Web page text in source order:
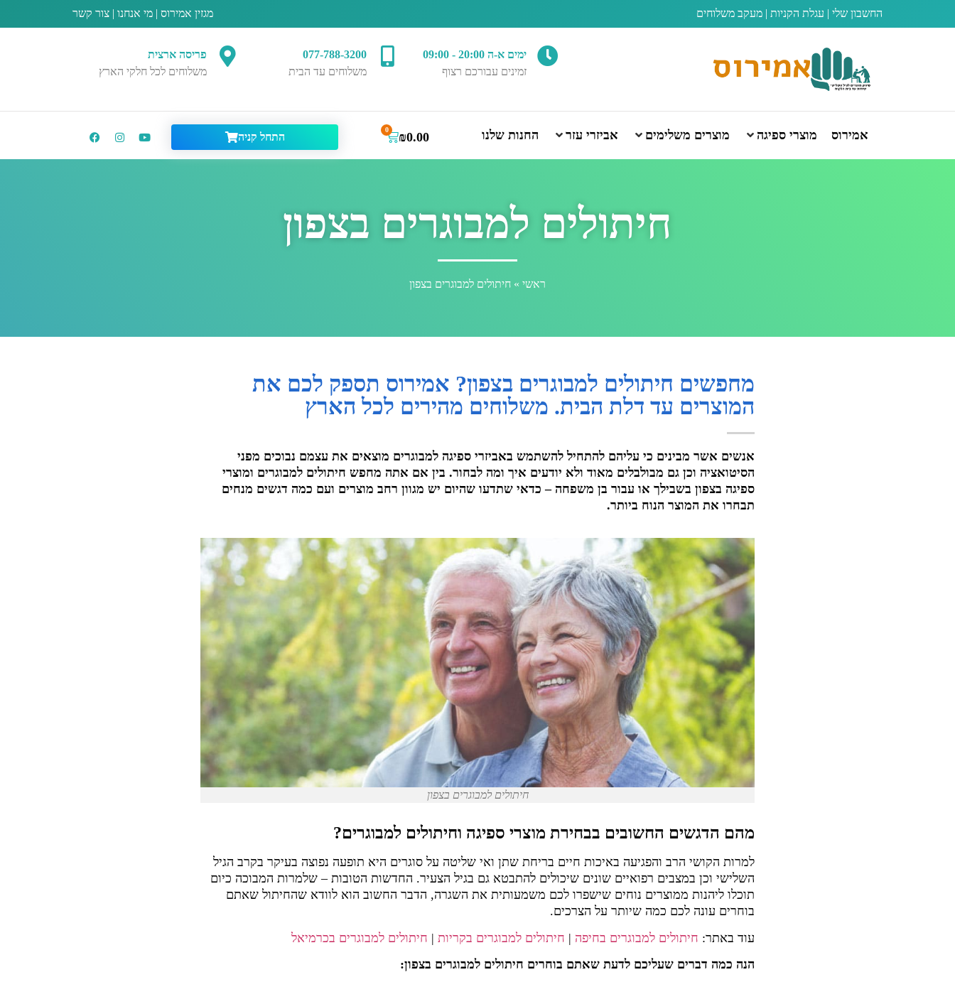
החשבון שלי | עגלת הקניות | מעקב משלוחים מגזין אמירוס | מי אנחנו | צור קשר
ימים א-ה 20:00 - 09:00
זמינים עבורכם רצוף
077-788-3200
משלוחים עד הבית
פריסה ארצית
משלוחים לכל חלקי הארץ
אמירוס מוצרי ספיגה מוצרים משלימים אביזרי עזר החנות שלנו ₪0.00
0
התחל קניה
חיתולים למבוגרים בצפון
ראשי » חיתולים למבוגרים בצפון
מחפשים חיתולים למבוגרים בצפון? אמירוס תספק לכם את
המוצרים עד דלת הבית. משלוחים מהירים לכל הארץ
אנשים אשר מבינים כי עליהם להתחיל להשתמש באביזרי ספיגה למבוגרים מוצאים את עצמם נבוכים מפני
הסיטואציה וכן גם מבולבלים מאוד ולא יודעים איך ומה לבחור. בין אם אתה מחפש חיתולים למבוגרים ומוצרי
ספיגה בצפון בשבילך או עבור בן משפחה – כדאי שתדעו שהיום יש מגוון רחב מוצרים ועם כמה דגשים מנחים
תבחרו את המוצר הנוח ביותר.
חיתולים למבוגרים בצפון
מהם הדגשים החשובים בבחירת מוצרי ספיגה וחיתולים למבוגרים?
למרות הקושי הרב והפגיעה באיכות חיים בריחת שתן ואי שליטה על סוגרים היא תופעה נפוצה בעיקר בקרב הגיל
השלישי וכן במצבים רפואיים שונים שיכולים להתבטא גם בגיל הצעיר. החדשות הטובות – שלמרות המבוכה כיום
תוכלו ליהנות ממוצרים נוחים שישפרו לכם משמעותית את השגרה, הדבר החשוב הוא לוודא שהחיתול שאתם
בוחרים עונה לכם כמה שיותר על הצרכים.
עוד באתר: חיתולים למבוגרים בחיפה | חיתולים למבוגרים בקריות | חיתולים למבוגרים בכרמיאל
הנה כמה דברים שעליכם לדעת שאתם בוחרים חיתולים למבוגרים בצפון: